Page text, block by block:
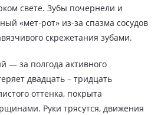
свете. Зубы почернели и
«мет-рот» из-за спазма сосудов
скрежетания зубами.
— за полгода активного
двадцать – тридцать
оттенка, покрыта
Руки трясутся, движения